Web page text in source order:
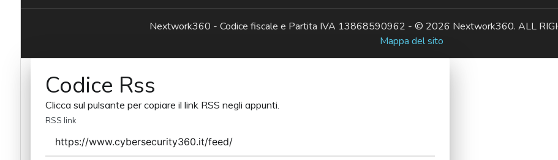
Nextwork360 - Codice fiscale e Partita IVA 13868590962 - © 2026 Nextwork360. ALL
Mappa del sito
Codice Rss
Clicca sul pulsante per copiare il link RSS negli appunti.
RSS link